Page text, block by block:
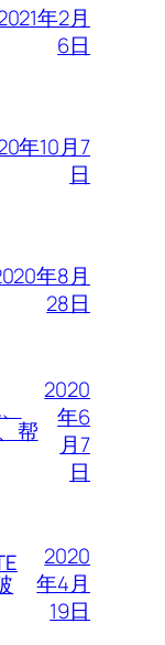
年2月
6日
年10月7
日
年8月
28日
帮
2020
年6
月7
日
2020
年4月
19日